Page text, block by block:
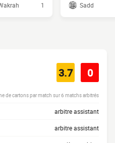
1
Sadd
3.7 0
de cartons par match sur 6 matchs arbitrés
arbitre assistant
arbitre assistant